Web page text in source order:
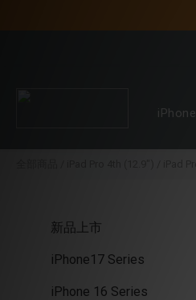
iPhone
新品上市
iPhone17 Series
iPhone 16 Series